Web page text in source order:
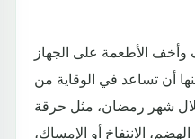
وأخف الأطعمة على الجهاز
أن تساعد في الوقاية من
شهر رمضان، مثل حرقة
الانتفاخ أو الإمساك،